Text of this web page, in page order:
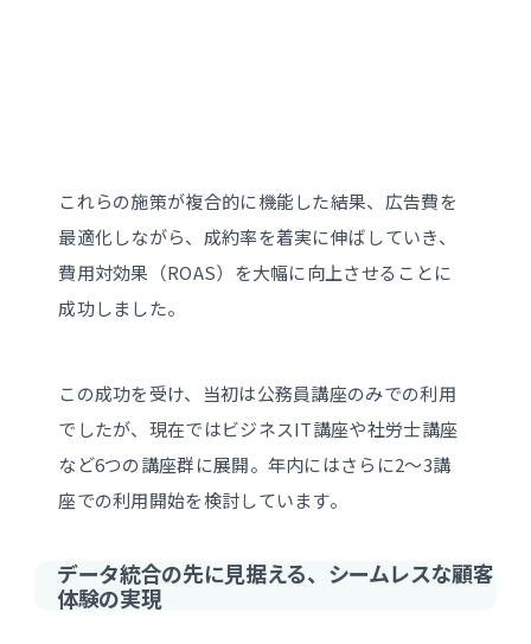
これらの施策が複合的に機能した結果、広告費を
最適化しながら、成約率を着実に伸ばしていき、
費用対効果（ROAS）を大幅に向上させることに
成功しました。
この成功を受け、当初は公務員講座のみでの利用
でしたが、現在ではビジネスIT講座や社労士講座
など6つの講座群に展開。年内にはさらに2〜3講
座での利用開始を検討しています。
データ統合の先に見据える、シームレスな顧客
体験の実現